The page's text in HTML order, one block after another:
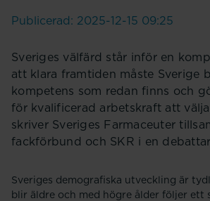
Publicerad: 2025-12-15 09:25
Sveriges välfärd står inför en
att klara framtiden måste Sverige
kompetens som redan finns och
för kvalificerad arbetskraft att
skriver Sveriges Farmaceuter
fackförbund och SKR i en
Sveriges demografiska utveckling är
blir äldre och med högre ålder följer ett